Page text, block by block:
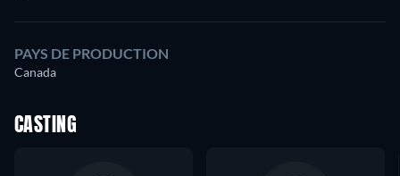
PAYS DE PRODUCTION
Canada
CASTING